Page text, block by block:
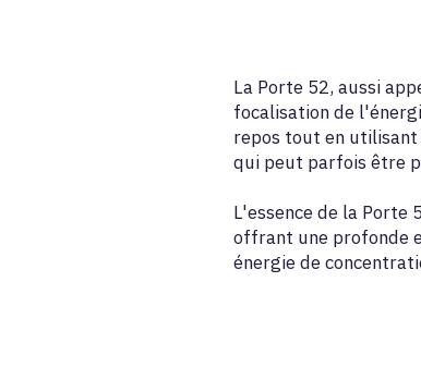
La Porte 52, aussi
focalisation de
repos tout en utilisant
qui peut parfois être
L'essence de la
offrant une profonde
énergie de